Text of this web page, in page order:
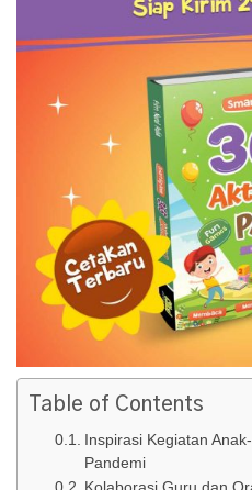
Table of Contents
Inspirasi Kegiatan
Pandemi